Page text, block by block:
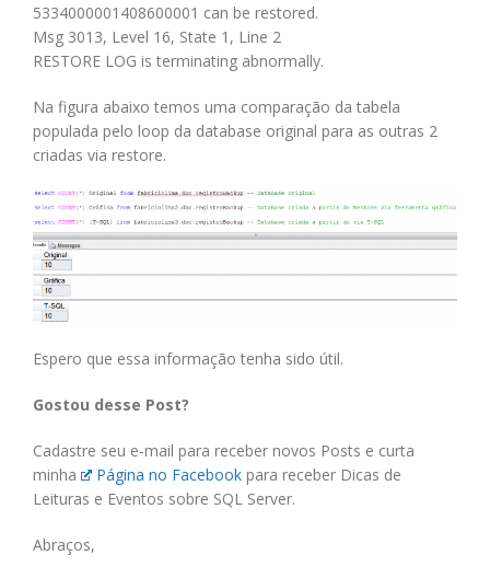
5334000001408600001 can be restored.
Msg 3013, Level 16, State 1, Line 2
RESTORE LOG is terminating abnormally.
Na figura abaixo temos uma comparação da tabela
populada pelo loop da database original para as outras 2
criadas via restore.
Espero que essa informação tenha sido útil.
Gostou desse Post?
Cadastre seu e-mail para receber novos Posts e curta
minha
Página no Facebook para receber Dicas de
Leituras e Eventos sobre SQL Server.
Abraços,